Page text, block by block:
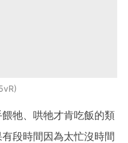
餵牠、哄牠才肯吃飯的類
段時間因為太忙沒時間